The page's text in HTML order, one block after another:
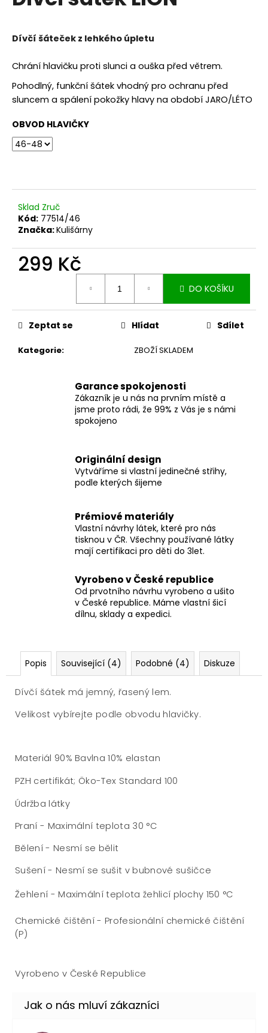
5
Dívčí šáteček z lehkého úpletu
Chrání hlavičku proti slunci a ouška před větrem.
Pohodlný, funkční šátek vhodný pro ochranu před
sluncem a spálení pokožky hlavy na období JARO/LÉTO
OBVOD HLAVIČKY
Sklad Zruč
Kód: 77514/46
Značka:Kulišárny
299 Kč
DO KOŠÍKU
Kategorie: ZBOŽÍ SKLADEM
Zeptat se Hlídat Sdílet
Garance spokojenosti
Zákazník je u nás na prvním místě a
jsme proto rádi, že 99% z Vás je s námi
spokojeno
Originální design
Vytváříme si vlastní jedinečné střihy,
podle kterých šijeme
Prémiové materiály
Vlastní návrhy látek, které pro nás
tisknou v ČR. Všechny používané látky
mají certifikaci pro děti do 3let.
Vyrobeno v České republice
Od prvotního návrhu vyrobeno a ušito
v České republice. Máme vlastní šicí
dílnu, sklady a expedici.
Popis Související (4) Podobné (4) Diskuze
Dívčí šátek má jemný, řasený lem.
Velikost vybírejte podle obvodu hlavičky.
Materiál 90% Bavlna 10% elastan
PZH certifikát; Öko-Tex Standard 100
Údržba látky
Praní - Maximální teplota 30 °C
Bělení - Nesmí se bělit
Sušení - Nesmí se sušit v bubnové sušičce
Žehlení - Maximální teplota žehlicí plochy 150 °C
Chemické čištění - Profesionální chemické čištění
(P)
Vyrobeno v České Republice
j
í
t
?
D
o
p
o
r
u
e
m